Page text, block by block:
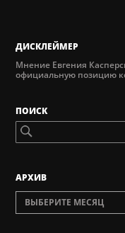
ДИСКЛЕЙМЕР
Мнение Евгения
официальную позицию
ПОИСК
AРХИВ
ВЫБЕРИТЕ МЕСЯЦ